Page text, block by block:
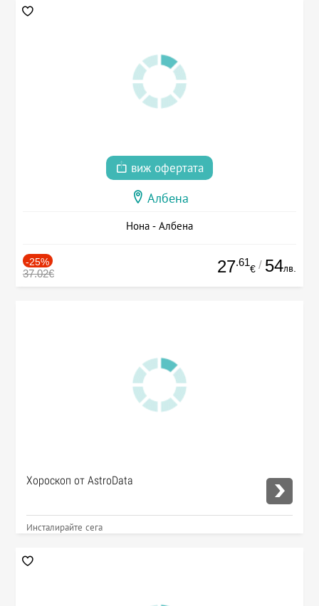
виж офертата
Албена
Нона - Албена
-25%
37.02€ 27.61
€ / 54лв.
Хороскоп от AstroData
Инсталирайте сега